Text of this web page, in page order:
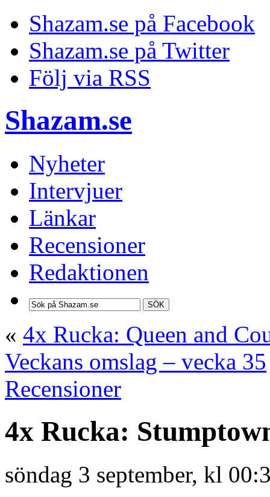
Shazam.se på Facebook
Shazam.se på Twitter
Följ via RSS
Shazam.se
Nyheter
Intervjuer
Länkar
Recensioner
Redaktionen
SÖK
« 4x Rucka: Queen and
Veckans omslag – vecka 35
Recensioner
4x Rucka:
söndag 3 september, kl